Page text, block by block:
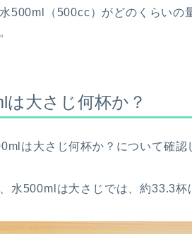
500ml（500cc）がどのくらいの
は大さじ何杯か？
は大さじ何杯か？について確認
水500mlは大さじでは、約33.3杯